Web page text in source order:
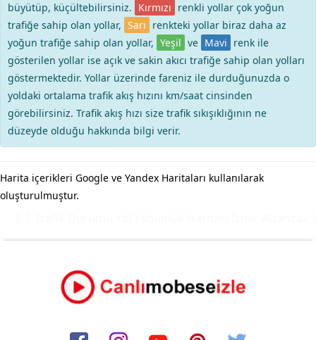
büyütüp, küçültebilirsiniz. Kırmızı renkli yollar çok yoğun
trafiğe sahip olan yollar, Sarı renkteki yollar biraz daha az
yoğun trafiğe sahip olan yollar, Yeşil ve Mavi renk ile
gösterilen yollar ise açık ve sakin akıcı trafiğe sahip olan yolları
göstermektedir. Yollar üzerinde fareniz ile durduğunuzda o
yoldaki ortalama trafik akış hızını km/saat cinsinden
görebilirsiniz. Trafik akış hızı size trafik sıkışıklığının ne
düzeyde olduğu hakkında bilgi verir.
Harita içerikleri Google ve Yandex Haritaları kullanılarak
oluşturulmuştur.